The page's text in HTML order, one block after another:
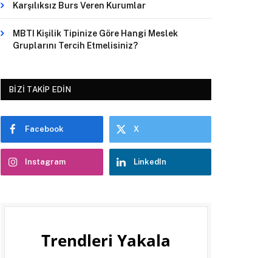
Karşılıksız Burs Veren Kurumlar
MBTI Kişilik Tipinize Göre Hangi Meslek
Gruplarını Tercih Etmelisiniz?
BIZI TAKIP EDIN
Facebook X
Instagram LinkedIn
Trendleri Yakala